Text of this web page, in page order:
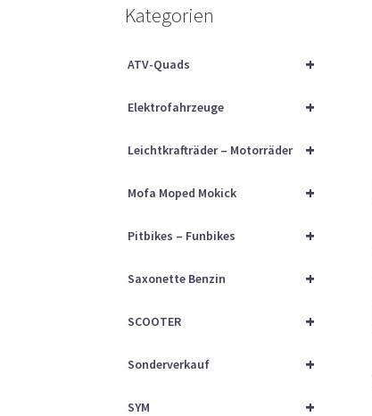
Kategorien
+
ATV-Quads
+
Elektrofahrzeuge
+
Leichtkrafträder – Motorräder
+
Mofa Moped Mokick
+
Pitbikes – Funbikes
+
Saxonette Benzin
+
SCOOTER
+
Sonderverkauf
+
SYM